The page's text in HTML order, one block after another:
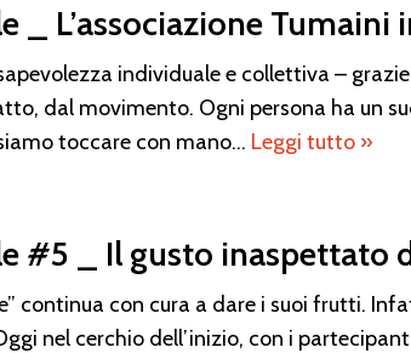
_ L’associazione
individuale e collettiva –
dal movimento. Ogni persona ha un
toccare con mano… Leggi tutto »
#5 _ Il gusto inaspettato
continua con cura a dare i suoi frutti.
nel cerchio dell’inizio, con i